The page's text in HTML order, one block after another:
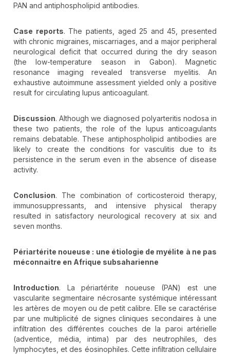
PAN and antiphospholipid antibodies.
Case reports. The patients, aged 25 and 45, presented
with chronic migraines, miscarriages, and a major peripheral
neurological deficit that occurred during the dry season
(the low-temperature season in Gabon). Magnetic
resonance imaging revealed transverse myelitis. An
exhaustive autoimmune assessment yielded only a positive
result for circulating lupus anticoagulant.
Discussion. Although we diagnosed polyarteritis nodosa in
these two patients, the role of the lupus anticoagulants
remains debatable. These antiphospholipid antibodies are
likely to create the conditions for vasculitis due to its
persistence in the serum even in the absence of disease
activity.
Conclusion. The combination of corticosteroid therapy,
immunosuppressants, and intensive physical therapy
resulted in satisfactory neurological recovery at six and
seven months.
Périartérite noueuse : une étiologie de myélite à ne pas
méconnaitre en Afrique subsaharienne
Introduction. La périartérite noueuse (PAN) est une
vascularite segmentaire nécrosante systémique intéressant
les artères de moyen ou de petit calibre. Elle se caractérise
par une multiplicité de signes cliniques secondaires à une
infiltration des différentes couches de la paroi artérielle
(adventice, média, intima) par des neutrophiles, des
lymphocytes, et des éosinophiles. Cette infiltration cellulaire